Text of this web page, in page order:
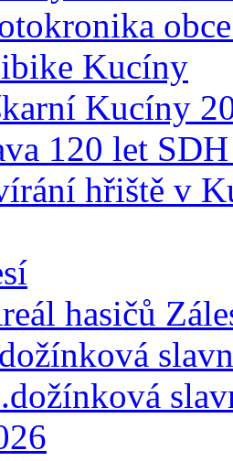
Kucíny
Kucíny
120 let
hřiště v
hasičů